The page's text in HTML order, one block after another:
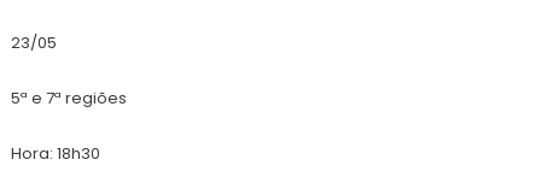
23/05
5ª e 7ª regiões
Hora: 18h30